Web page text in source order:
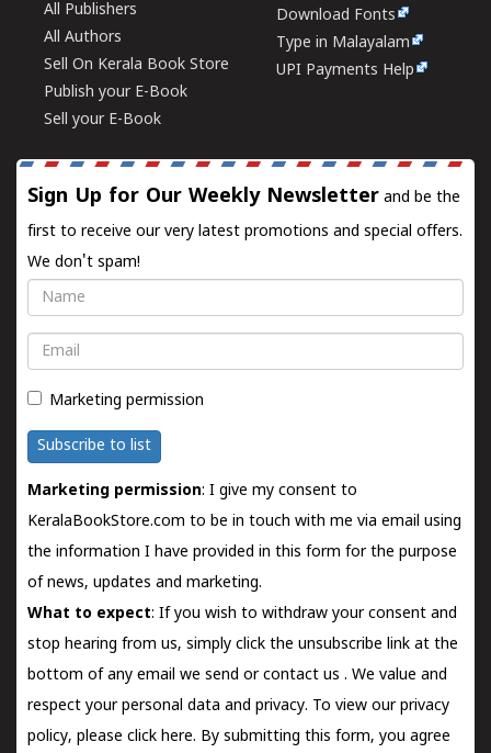
All Publishers
All Authors
Sell On Kerala Book Store
Publish your E-Book
Sell your E-Book
Download Fonts
Type in Malayalam
UPI Payments Help
Sign Up for Our Weekly Newsletter and be the
first to receive our very latest promotions and special offers.
We don't spam!
Name
Email
Marketing permission
Subscribe to list
Marketing permission: I give my consent to
KeralaBookStore.com to be in touch with me via email using
the information I have provided in this form for the purpose
of news, updates and marketing.
What to expect: If you wish to withdraw your consent and
stop hearing from us, simply click the unsubscribe link at the
bottom of any email we send orcontact us . We value and
respect your personal data and privacy. To view our privacy
policy, please click here. By submitting this form, you agree